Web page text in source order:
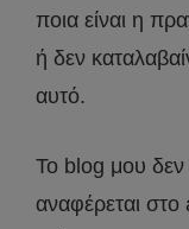
ποια είναι η
ή δεν
αυτό.
Το blog μου δεν
αναφέρεται στο